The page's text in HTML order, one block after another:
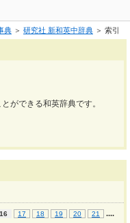
典 ＞ 研究社 新和英中辞典 ＞ 索引
ができる和英辞典です。
16 17 18 19 20 21 ....